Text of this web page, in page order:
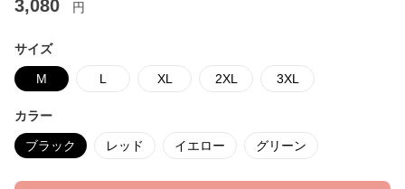
3,080 円
サイズ
M L XL 2XL 3XL
カラー
ブラック レッド イエロー グリーン